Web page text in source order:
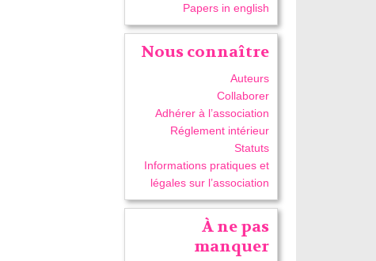
Papers in english
Nous connaître
Auteurs
Collaborer
Adhérer à l’association
Réglement intérieur
Statuts
Informations pratiques et
légales sur l’association
À ne pas
manquer